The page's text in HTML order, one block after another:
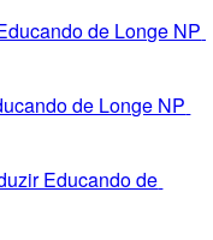
de Longe NP
de Longe NP
Educando de